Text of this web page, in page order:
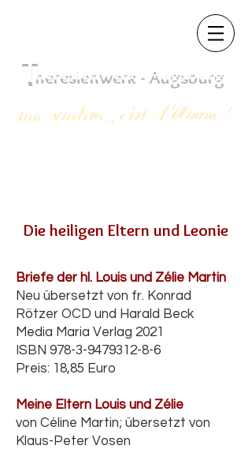
Theresienwerk - Augsburg
Die heiligen Eltern und Leonie
Briefe der hl. Louis und Zélie Martin
Neu übersetzt von fr. Konrad
Rötzer OCD und Harald Beck
Media Maria Verlag 2021
ISBN 978-3-9479312-8-6
Preis: 18,85 Euro
Meine Eltern Louis und Zélie
von Céline Martin; übersetzt von
Klaus-Peter Vosen